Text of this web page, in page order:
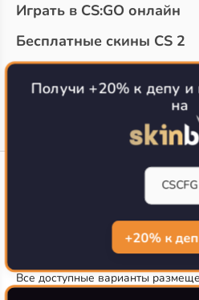
Играть в CS:GO онлайн
Бесплатные скины CS 2
CS-CONFIG.com © 2020-2026 г.
Политика конфиденциальности
РЕКЛАМА НА САЙТЕ
Все доступные варианты
Согласие на обработку данных
Получи +20% к депу и
на
CSCFG
+20% к